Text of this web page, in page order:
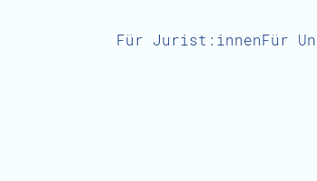
Für Jurist:innenFür